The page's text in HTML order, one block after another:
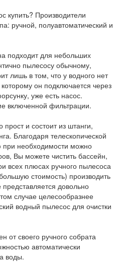
купить? Производители
ручной, полуавтоматический и
подходит для небольших
пылесосу обычному,
лишь в том, что у водного нет
он подключается через
уже есть насос.
включенной фильтрации.
и состоит из штанги,
Благодаря телескопической
при необходимости можно
Вы можете чистить бассейн,
всех плюсах ручного пылесоса
стоимость) производить
довольно
случае целесообразнее
водный пылесос для очистки
от своего ручного собрата
автоматически
воды.